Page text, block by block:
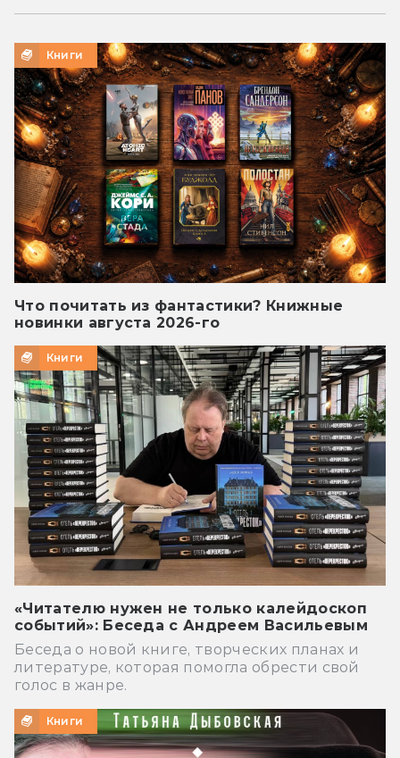
Книги
Что почитать из фантастики? Книжные
новинки августа 2026-го
Книги
«Читателю нужен не только калейдоскоп
событий»: Беседа с Андреем Васильевым
Беседа о новой книге, творческих планах и
литературе, которая помогла обрести свой
голос в жанре.
Книги